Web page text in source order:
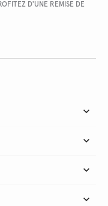
D'UNE REMISE DE